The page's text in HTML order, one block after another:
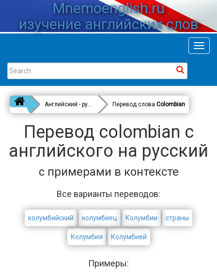
Mnemoenglish.ru
изучение английских слов
Английский - русский Перевод слова Colombian
Перевод colombian с
английского на русский
с примерами в контексте
Все варианты переводов:
колумбийский колумбиец Колумбии страны
Колумбия Колумбией
Примеры: